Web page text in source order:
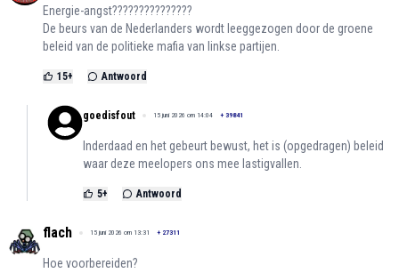
Energie-angst???????????????
De beurs van de Nederlanders wordt leeggezogen door de groene
beleid van de politieke mafia van linkse partijen.
15+ Antwoord
goedisfout 15 juni 2026 om 14:04 + 39841
Inderdaad en het gebeurt bewust, het is (opgedragen) beleid
waar deze meelopers ons mee lastigvallen.
5+ Antwoord
flach 15 juni 2026 om 13:31 + 27311
Hoe voorbereiden?